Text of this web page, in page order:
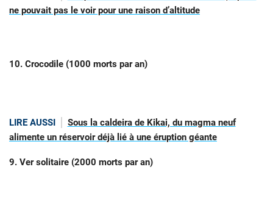
ne pouvait pas le voir pour une raison d’altitude
10. Crocodile (1000 morts par an)
LIRE AUSSI
Sous la caldeira de Kikai, du magma neuf
alimente un réservoir déjà lié à une éruption géante
9. Ver solitaire (2000 morts par an)